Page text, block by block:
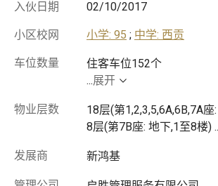
入伙日期 02/10/2017
小区校网 小学: 95 ; 中学: 西贡
车位数量
...展开
物业层数
18层(第1,2,3,5,6A,6B,7A
8层(第7B座: 地下,1至8楼)
发展商 新鸿基